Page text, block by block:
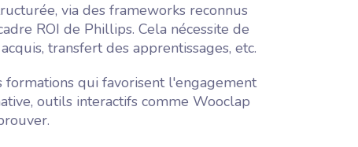
via des frameworks reconnus
ROI de Phillips. Cela nécessite de
transfert des apprentissages, etc.
formations qui favorisent l'engagement
outils interactifs comme Wooclap